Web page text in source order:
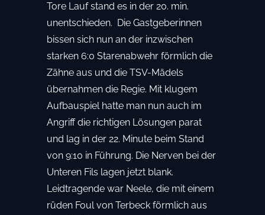
Tore Lauf stand es in der 20. min.
unentschieden. Die Gastgeberinnen
bissen sich nun an der inzwischen
starken 6:0 Starenabwehr förmlich die
Zähne aus und die TSV-Mädels
übernahmen die Regie. Mit klugem
Aufbauspiel hatte man nun auch im
Angriff die richtigen Lösungen parat
und lag in der 22. Minute beim Stand
von 9:10 in Führung. Die Nerven bei der
Unteren Fils lagen jetzt blank.
Leidtragende war Neele, die mit einem
rüden Foul von Terbeck förmlich aus